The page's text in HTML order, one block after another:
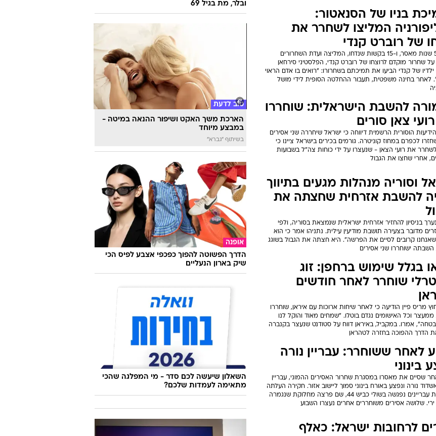
בניו של הסנאטור:
המליצו לשחרר את
של רוברט קנדי
אחרי 53 שנות מאסר, ו-15 בקשות שנדחו, המליצה ועדת השחרורים
שחרור מוקדם לרוצחו של רוברט קנדי, הפלסטיני סירחאן
ילדיו של קנדי הביעו את תמיכתם בשחרורו: "רואים בו אדם הראוי
לאחר בחינה משפטית, תעבור ההחלטה הסופית לידי מושל
להשבת הישראלית: שוחררו
צאן סורים
הוסורית הרשמית דיווחה כי ישראל שיחררה שני אסירים
לכפרם במחוז קוניטרה. גורמים בכירים בישראל ציינו כי
את רועי הצאן - שנעצרו על ידי כוחות צה"ל בשבועות
אחרי שחצו את הגבול
וסוריה מנהלות מגעים בתיווך
להשבת אזרחית שחצתה את
בניסיון להחזיר אזרחית ישראלית שנמצאת בסוריה, ולפי
זרים מדובר בצעירה תושבת מודיעין עילית. נתניהו אמר כי הוא
שאנחנו קרובים לסיים את הפרשה". היא חצתה את הגבול בשוגג
השבתה ישוחררו שני אסירים
בגלל שימוש ברחפן: זוג
שוחרר לאחר חודשים
מריס פיין הודיעה כי לאחר שיחות ארוכות עם איראן, שוחררו
ממעצר וכל האישומים נגדם בוטלו. "שמחים מאוד והוקל לנו
אמרו. במקביל, באיראן דווח על סטודנט שנעצר בקנברה
הדרך ההפוכה בחזרה לטהראן
לאחר ששוחרר: עבריין נורה
בינוני
שסיים את מאסרו במסגרת שחרור האסירים ההמוני, עבריין
נורה ונפצע באורח בינוני סמוך ליישוב אזור. חקירה העלתה
כי קבוצת עבריינים נפגשה בשולי כביש 44, שם פרצה מחלוקת שנגמרה
ירי. שלושה אסירים משוחררים אחרים נעצרו השבוע
לרחובות ישראל: כאלף
ובלר, מת בגיל 69
טוב לדעת
הארכת משך האקט ושיפור ההנאה במיטה -
במבצע מיוחד
בשיתוף "גברא"
אופנה
הדרך הפשוטה להפוך כפכפי אצבע לפיס הכי
שיק בארון הנעליים
השאלון שיעשה לכם סדר - מי המפלגה שהכי
מתאימה לעמדות שלכם?